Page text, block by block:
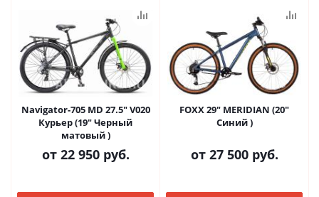
Navigator-705 MD 27.5" V020
Курьер (19" Черный
матовый )
от 22 950 руб.
FOXX 29" MERIDIAN (20"
Синий )
от 27 500 руб.